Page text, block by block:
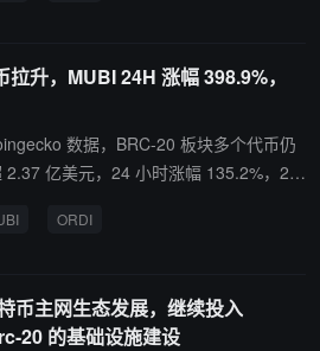
升，MUBI 24H 涨幅 398.9%，
数据，BRC-20 板块多个代币仍
亿美元，24 小时涨幅 135.2%，24
9.15 美元，24 小时涨幅 144.7%；SAT
ORDI
币主网生态发展，继续投入
20 的基础设施建设